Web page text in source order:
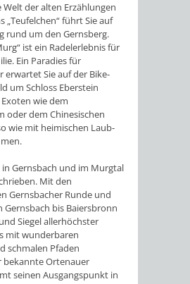
Welt der alten Erzählungen
„Teufelchen“ führt Sie auf
rund um den Gernsberg.
ist ein Radelerlebnis für
Ein Paradies für
erwartet Sie auf der Bike-
um Schloss Eberstein
wie dem
oder dem Chinesischen
wie mit heimischen Laub-
Gernsbach und im Murgtal
Mit den
Gernsbacher Runde und
Gernsbach bis Baiersbronn
Siegel allerhöchster
mit wunderbaren
schmalen Pfaden
bekannte Ortenauer
seinen Ausgangspunkt in